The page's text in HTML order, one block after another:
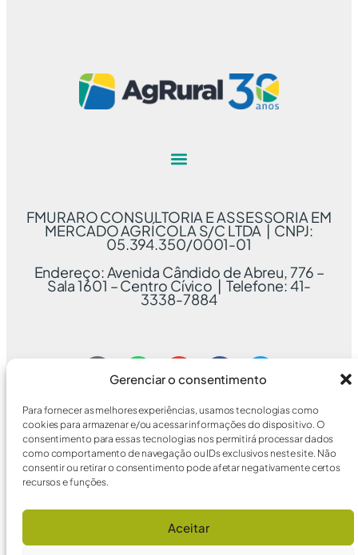
Gerenciar o consentimento
Para fornecer as melhores experiências, usamos tecnologias como
cookies para armazenar e/ou acessar informações do dispositivo. O
consentimento para essas tecnologias nos permitirá processar dados
como comportamento de navegação ou IDs exclusivos neste site. Não
consentir ou retirar o consentimento pode afetar negativamente certos
recursos e funções.
Aceitar
FMURARO CONSULTORIA E ASSESSORIA EM
MERCADO AGRÍCOLA S/C LTDA | CNPJ:
05.394.350/0001-01
Endereço: Avenida Cândido de Abreu, 776 –
Sala 1601 – Centro Cívico | Telefone: 41-
3338-7884